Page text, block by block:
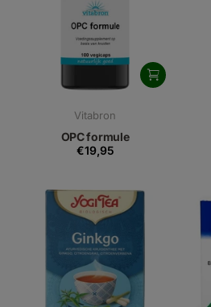
Vitabron
OPC formule
€19,95